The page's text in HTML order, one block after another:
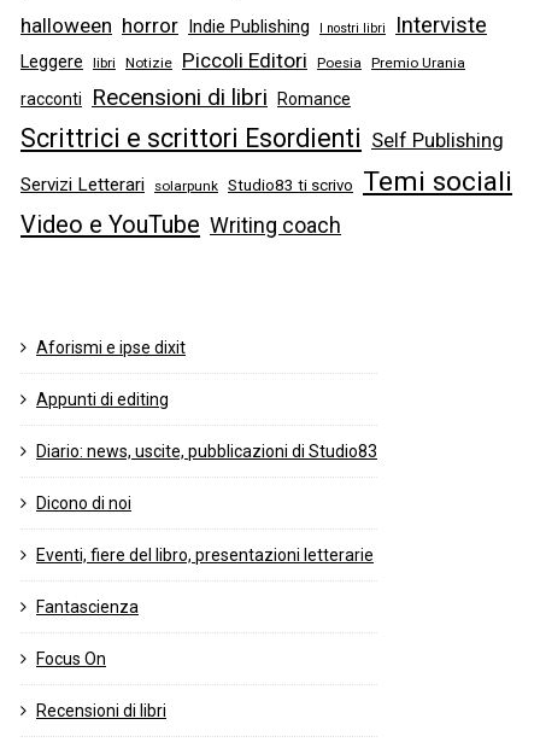
halloween horror Indie Publishing I nostri libri Interviste
Leggere libri Notizie Piccoli Editori Poesia Premio Urania
racconti Recensioni di libri Romance
Scrittrici e scrittori Esordienti Self Publishing
Servizi Letterari solarpunk Studio83 ti scrivo Temi sociali
Video e YouTube Writing coach
Aforismi e ipse dixit
Appunti di editing
Diario: news, uscite, pubblicazioni di Studio83
Dicono di noi
Eventi, fiere del libro, presentazioni letterarie
Fantascienza
Focus On
Recensioni di libri